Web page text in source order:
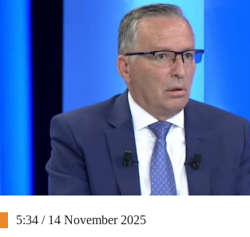
5:34 / 14 November 2025